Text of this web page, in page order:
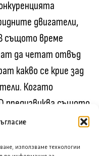
използваме технологии
двигатели,
същото време
да четат отвъд
какво се крие зад
Когато
предизвиква същото
това на Porsche, ще
ще бъдат